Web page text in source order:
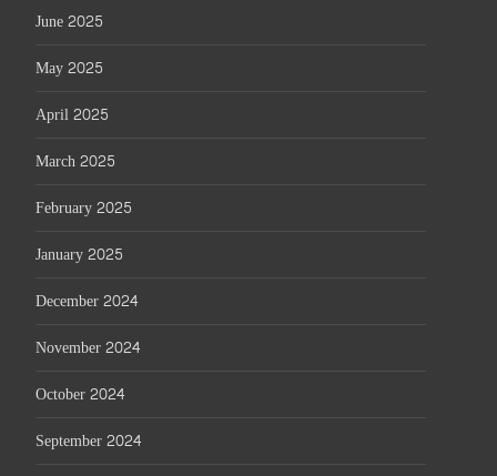
June 2025
May 2025
April 2025
March 2025
February 2025
January 2025
December 2024
November 2024
October 2024
September 2024